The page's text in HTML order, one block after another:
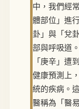
中，我們經
體部位」進
卦」與「兌
部與呼吸道
「庚辛」遭
健康預測上
統的疾病。
醫稱為「醫